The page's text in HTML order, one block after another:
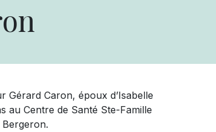
Gérard Caron, époux d’Isabelle
au Centre de Santé Ste-Famille